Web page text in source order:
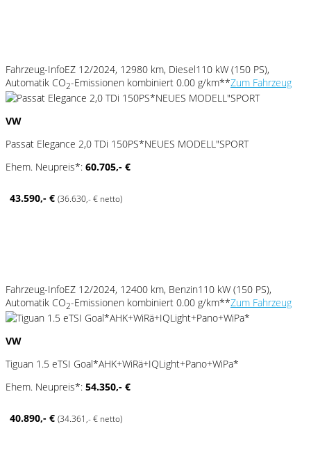
Fahrzeug-InfoEZ 12/2024, 12980 km, Diesel110 kW (150 PS),
Automatik CO2-Emissionen kombiniert 0.00 g/km**Zum Fahrzeug
VW
Passat Elegance 2,0 TDi 150PS*NEUES MODELL"SPORT
Ehem. Neupreis*: 60.705,- €
43.590,- € (36.630,- € netto)
Fahrzeug-InfoEZ 12/2024, 12400 km, Benzin110 kW (150 PS),
Automatik CO2-Emissionen kombiniert 0.00 g/km**Zum Fahrzeug
VW
Tiguan 1.5 eTSI Goal*AHK+WiRä+IQLight+Pano+WiPa*
Ehem. Neupreis*: 54.350,- €
40.890,- € (34.361,- € netto)